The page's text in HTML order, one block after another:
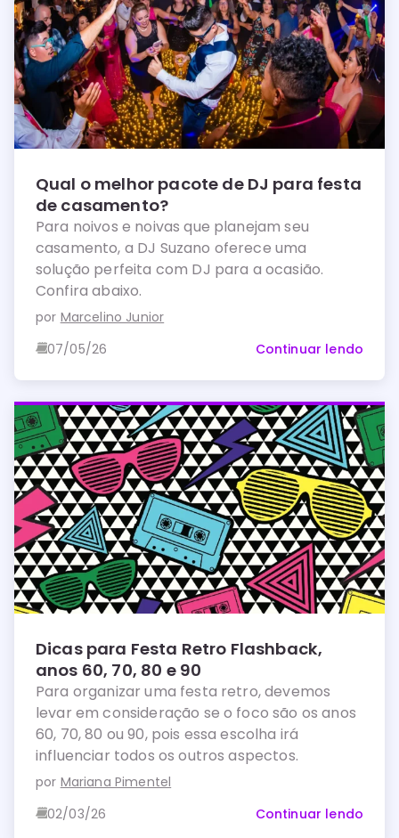
Qual o melhor pacote de DJ para festa
de casamento?
Para noivos e noivas que planejam seu
casamento, a DJ Suzano oferece uma
solução perfeita com DJ para a ocasião.
Confira abaixo.
por Marcelino Junior
07/05/26
Continuar lendo
Dicas para Festa Retro Flashback,
anos 60, 70, 80 e 90
Para organizar uma festa retro, devemos
levar em consideração se o foco são os anos
60, 70, 80 ou 90, pois essa escolha irá
influenciar todos os outros aspectos.
por Mariana Pimentel
02/03/26
Continuar lendo